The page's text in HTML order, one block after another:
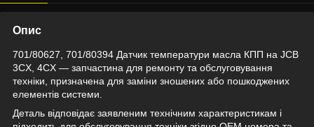
Опис
701/80627, 701/80394 Датчик температури масла КПП на JCB
3CX, 4CX — запчастина для ремонту та обслуговування
техніки, призначена для заміни зношених або пошкоджених
елементів системи.
Деталь відповідає заявленим технічним характеристикам і